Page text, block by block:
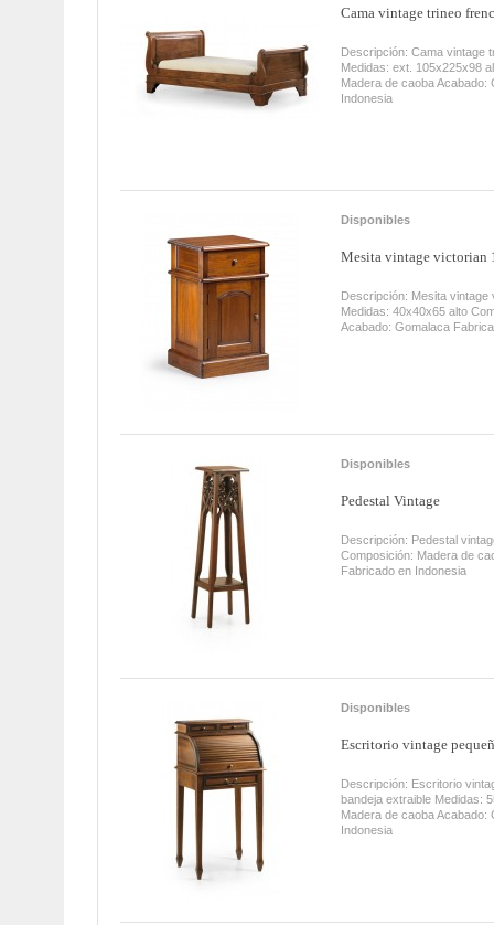
Cama vintage trineo
Descripción: Cama vintage
Medidas: ext. 105x225x98
Madera de caoba Acabado:
Indonesia
Disponibles
Mesita vintage victorian
Descripción: Mesita
Medidas: 40x40x65 alto
Acabado: Gomalaca
Disponibles
Pedestal Vintage
Descripción: Pedestal
Composición: Madera de
Fabricado en Indonesia
Disponibles
Escritorio vintage
Descripción: Escritorio
bandeja extraible Medidas:
Madera de caoba Acabado:
Indonesia